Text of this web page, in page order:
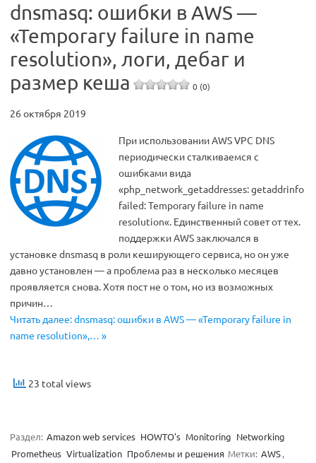
dnsmasq: ошибки в AWS —
«Temporary failure in name
resolution», логи, дебаг и
размер кеша
0 (0)
26 октября 2019
При использовании AWS VPC DNS
периодически сталкиваемся с
ошибками вида
«php_network_getaddresses: getaddrinfo
failed: Temporary failure in name
resolution«. Единственный совет от тех.
поддержки AWS заключался в
установке dnsmasq в роли кеширующего сервиса, но он уже
давно установлен — а проблема раз в несколько месяцев
проявляется снова. Хотя пост не о том, но из возможных
причин…
Читать далее: dnsmasq: ошибки в AWS — «Temporary failure in
name resolution»,… »
23 total views
Раздел: Amazon web services HOWTO's Monitoring Networking
Prometheus Virtualization Проблемы и решения Метки: AWS,